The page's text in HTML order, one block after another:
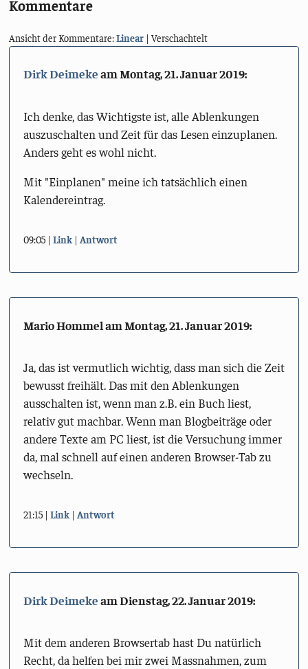
Kommentare
Ansicht der Kommentare:Linear | Verschachtelt
Dirk DeimekeamMontag, 21. Januar 2019:
Ich denke, das Wichtigste ist, alle Ablenkungen
auszuschalten und Zeit für das Lesen einzuplanen.
Anders geht es wohl nicht.
Mit "Einplanen" meine ich tatsächlich einen
Kalendereintrag.
09:05 Link Antwort
Mario Hommel amMontag, 21. Januar 2019:
Ja, das ist vermutlich wichtig, dass man sich die Zeit
bewusst freihält. Das mit den Ablenkungen
ausschalten ist, wenn man z.B. ein Buch liest,
relativ gut machbar. Wenn man Blogbeiträge oder
andere Texte am PC liest, ist die Versuchung immer
da, mal schnell auf einen anderen Browser-Tab zu
wechseln.
21:15 Link Antwort
Dirk DeimekeamDienstag, 22. Januar 2019:
Mit dem anderen Browsertab hast Du natürlich
Recht, da helfen bei mir zwei Massnahmen, zum